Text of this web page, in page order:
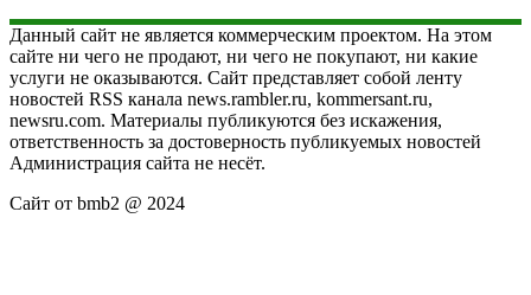
Данный сайт не является коммерческим проектом. На этом
сайте ни чего не продают, ни чего не покупают, ни какие
услуги не оказываются. Сайт представляет собой ленту
новостей RSS канала news.rambler.ru, kommersant.ru,
newsru.com. Материалы публикуются без искажения,
ответственность за достоверность публикуемых новостей
Администрация сайта не несёт.
Сайт от bmb2 @ 2024